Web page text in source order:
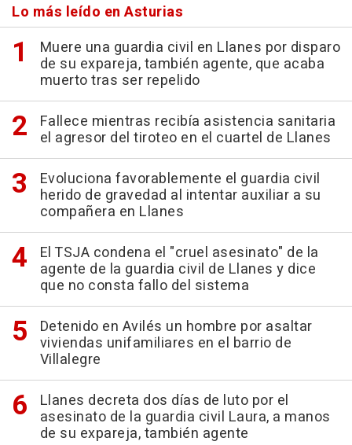
Lo más leído en Asturias
Muere una guardia civil en Llanes por disparo
de su expareja, también agente, que acaba
muerto tras ser repelido
Fallece mientras recibía asistencia sanitaria
el agresor del tiroteo en el cuartel de Llanes
Evoluciona favorablemente el guardia civil
herido de gravedad al intentar auxiliar a su
compañera en Llanes
El TSJA condena el "cruel asesinato" de la
agente de la guardia civil de Llanes y dice
que no consta fallo del sistema
Detenido en Avilés un hombre por asaltar
viviendas unifamiliares en el barrio de
Villalegre
Llanes decreta dos días de luto por el
asesinato de la guardia civil Laura, a manos
de su expareja, también agente